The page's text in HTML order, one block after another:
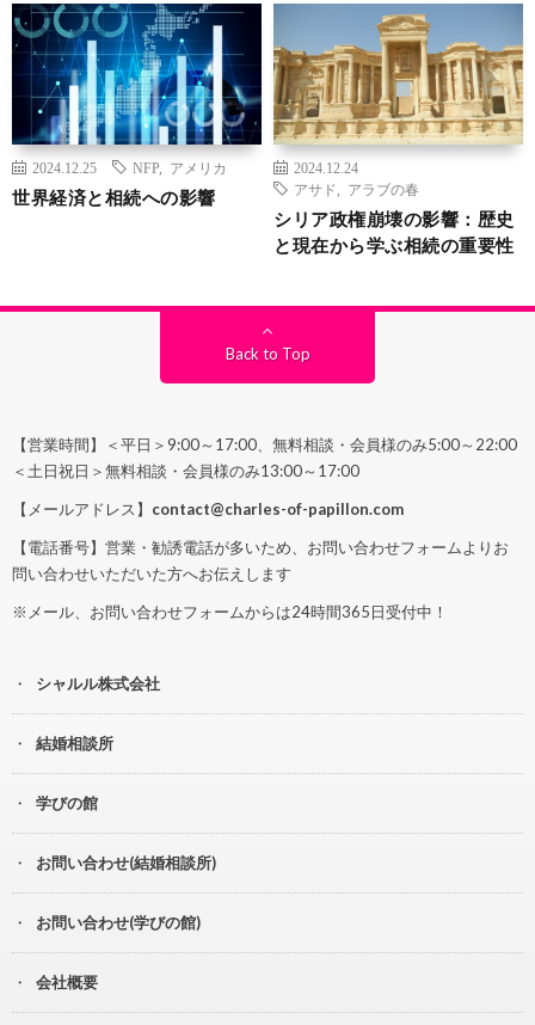
2024.12.25 NFP アメリカ
世界経済と相続への影響
2024.12.24
アサド
アラブの春
シリア政権崩壊の影響：歴史
と現在から学ぶ相続の重要性
Back to Top
【営業時間】＜平日＞9:00～17:00、無料相談・会員様のみ5:00～22:00
＜土日祝日＞無料相談・会員様のみ13:00～17:00
【メールアドレス】 contact@charles-of-papillon.com
【電話番号】営業・勧誘電話が多いため、お問い合わせフォームよりお
問い合わせいただいた方へお伝えします
※メール、お問い合わせフォームからは24時間365日受付中！
シャルル株式会社
結婚相談所
学びの館
お問い合わせ(結婚相談所)
お問い合わせ(学びの館)
会社概要